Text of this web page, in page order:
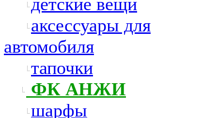
детские вещи
аксессуары для
автомобиля
тапочки
ФК АНЖИ
шарфы